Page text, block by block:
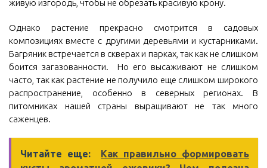
живую изгородь, чтобы не обрезать красивую крону.
Однако растение прекрасно смотрится в садовых
композициях вместе с другими деревьями и кустарниками.
Багряник встречается в скверах и парках, так как не слишком
боится загазованности. Но его высаживают не слишком
часто, так как растение не получило еще слишком широкого
распространение, особенно в северных регионах. В
питомниках нашей страны выращивают не так много
саженцев.
Читайте еще:
Как правильно формировать